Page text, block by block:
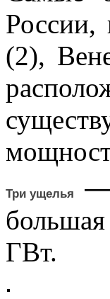
России,
(2),
Три ущелья
ГВт.